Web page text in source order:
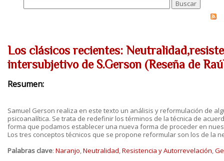
Los clásicos recientes:
intersubjetivo de S.Gerson (Reseña de
Resumen:
Samuel Gerson realiza en este texto un análisis y reformulación de
psicoanalítica. Se trata de redefinir los términos de la técnica de
forma que podamos establecer una nueva forma de proceder en
Los tres conceptos técnicos que se propone reformular son los de la
Palabras clave: Naranjo,Neutralidad,Resistencia y Autorrevelación,